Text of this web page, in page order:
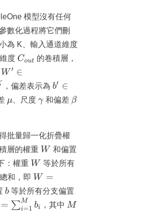
模型沒有任何
數化過程將它們刪
為 K、輸入通道維度
度 C_{out}
Cout 的卷積層，
W' \in
\mathbb{R}^{C_{out}\times
C_{in}\times K\times K}
W′ ∈
，偏差表示為b' \in
\mathbb{R}^D
b′ ∈
\mu
μ 、尺度\gamma
γ 和偏差 \beta
β
批量歸一化折疊權
層的權重 W
W 和偏置
：權重 W
W 等於所有
和，即 W =
\sum_{i=1}^{M}
W_{i}
W =
b
b 等於所有分支偏置
=
= ∑i=1
M bi ，其中 M
M